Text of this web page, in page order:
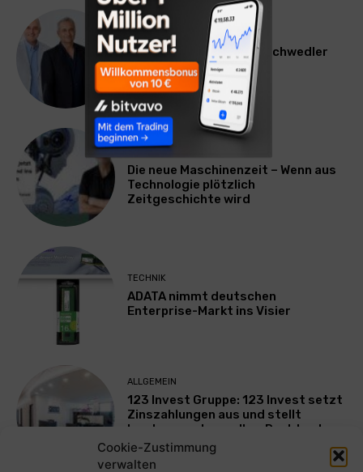
Cookie-Zustimmung
verwalten
WERBUNG & MARKETING
Willi Arsan & Christoph Schwedler
werden münchen.tv-
Geschäftsführer
TECHNIK
Die neue Maschinenzeit – Wenn aus
Technologie plötzlich
Zeitgeschichte wird
TECHNIK
ADATA nimmt deutschen
Enterprise-Markt ins Visier
ALLGEMEIN
123 Invest Gruppe: 123 Invest setzt
Zinszahlungen aus und stellt
Insolvenzantrag – Ihre Rechte als
Anleger